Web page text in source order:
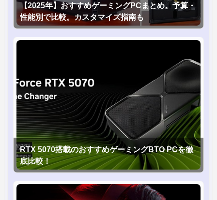
【2025年】おすすめゲーミングPCまとめ。予算・
性能別で比較。カスタマイズ指南も
RTX 5070搭載のおすすめゲーミングBTO PCを徹
底比較！